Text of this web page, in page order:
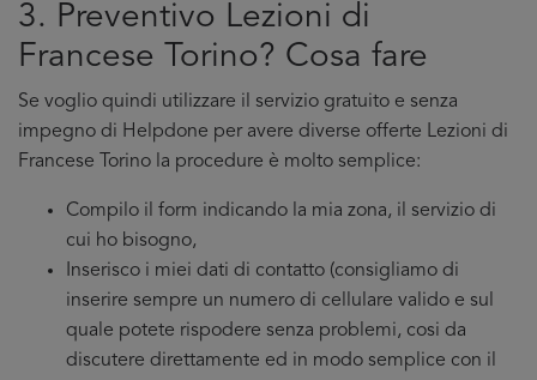
3. Preventivo Lezioni di
Francese Torino? Cosa fare
Se voglio quindi utilizzare il servizio gratuito e senza
impegno di Helpdone per avere diverse offerte Lezioni di
Francese Torino la procedure è molto semplice:
Compilo il form indicando la mia zona, il servizio di
cui ho bisogno,
Inserisco i miei dati di contatto (consigliamo di
inserire sempre un numero di cellulare valido e sul
quale potete rispodere senza problemi, cosi da
discutere direttamente ed in modo semplice con il